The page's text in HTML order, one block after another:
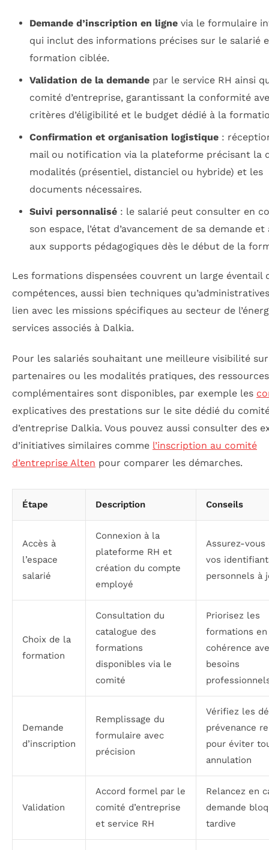
Demande d’inscription en lignevia le formulaire
qui inclut des informations précises sur le salarié
formation ciblée.
Validation de la demandepar le service RH ainsi
comité d’entreprise, garantissant la conformité
critères d’éligibilité et le budget dédié à la
Confirmation et organisation logistique:
mail ou notification via la plateforme précisant la
modalités (présentiel, distanciel ou hybride) et les
documents nécessaires.
Suivi personnalisé: le salarié peut consulter en
son espace, l’état d’avancement de sa demande et
aux supports pédagogiques dès le début de la
Les formations dispensées couvrent un large éventail
compétences, aussi bien techniques
lien avec les missions spécifiques au secteur de
services associés à Dalkia.
Pour les salariés souhaitant une meilleure visibilité
partenaires ou les modalités pratiques, des ressources
complémentaires sont disponibles, par exemple les
explicatives des prestations sur le site dédié du
d’entreprise Dalkia. Vous pouvez aussi consulter des
d’initiatives similaires comme l’inscription au comité
d’entreprise Alten pour comparer les démarches.
Étape Description Conseils
Accès à
l’espace
salarié
Connexion à la
plateforme RH et
création du compte
employé
Assurez-vous
vos
personnels à
Choix de la
formation
Consultation du
catalogue des
formations
disponibles via le
comité
Priorisez les
formations en
cohérence
besoins
Demande
d’inscription
Remplissage du
formulaire avec
précision
Vérifiez les
prévenance
pour éviter
annulation
Validation
Accord formel par le
comité d’entreprise
et service RH
Relancez en
demande
tardive